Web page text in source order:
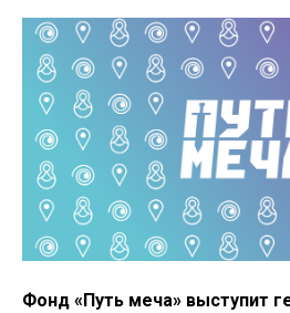
Фонд «Путь меча» выступит